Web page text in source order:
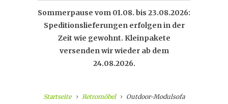
Sommerpause vom 01.08. bis 23.08.2026:
Speditionslieferungen erfolgen in der
Zeit wie gewohnt. Kleinpakete
versenden wir wieder ab dem
24.08.2026.
Startseite Retromöbel Outdoor-Modulsofa